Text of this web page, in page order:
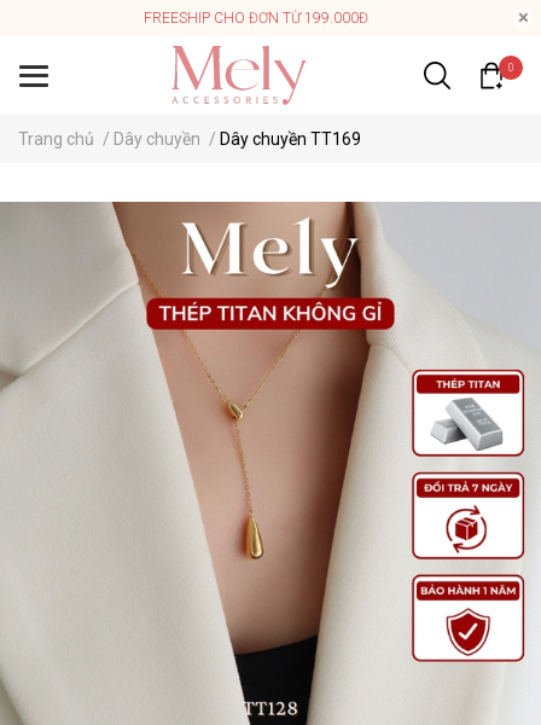
FREESHIP CHO ĐƠN TỪ 199.000Đ
0
Trang chủ / Dây chuyền / Dây chuyền TT169